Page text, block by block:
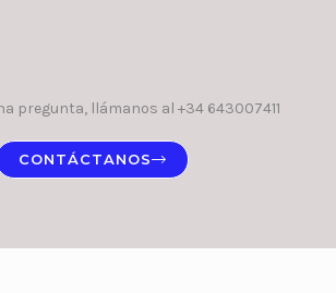
pregunta, llámanos al +34 643007411
CONTÁCTANOS